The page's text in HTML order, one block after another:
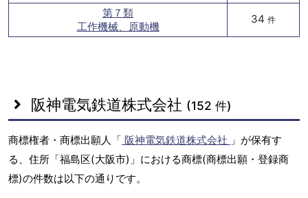
第７類
工作機械、原動機
34 件
阪神電気鉄道株式会社 (152 件)
商標権者・商標出願人「 阪神電気鉄道株式会社 」が保有す
る、住所「福島区(大阪市)」における商標(商標出願・登録商
標)の件数は以下の通りです。